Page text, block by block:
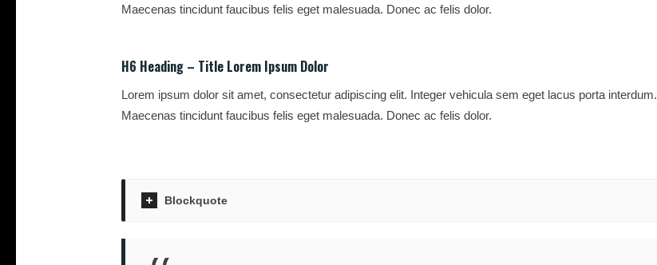
Maecenas tincidunt faucibus felis eget malesuada. Donec ac felis dolor.
H6 Heading – Title Lorem Ipsum Dolor
Lorem ipsum dolor sit amet, consectetur adipiscing elit. Integer vehicula sem eget lacus porta interdum.
Maecenas tincidunt faucibus felis eget malesuada. Donec ac felis dolor.
Blockquote